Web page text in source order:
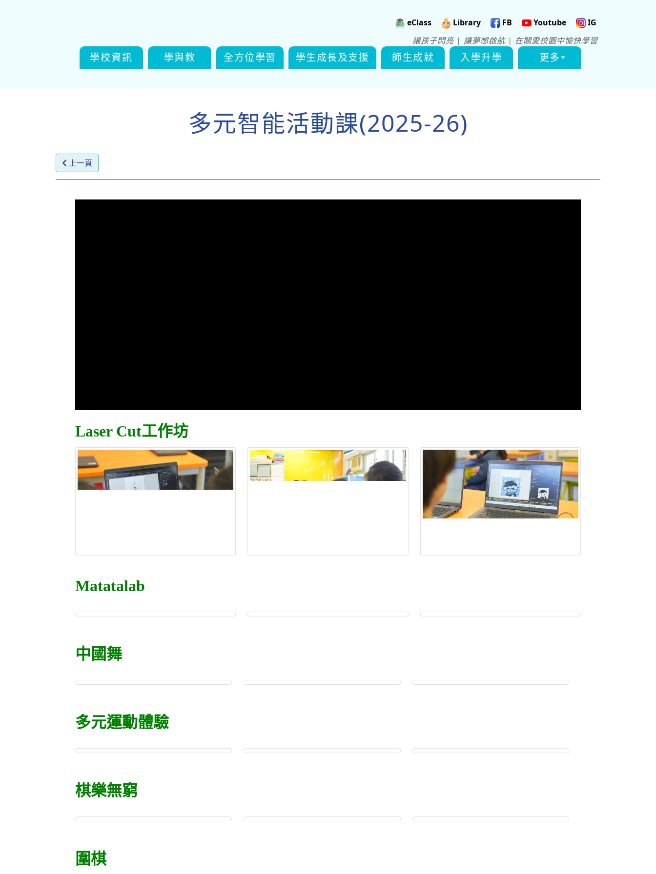
eClass Library FB Youtube
IG
讓孩子閃亮 | 讓夢想啟航 | 在關愛校園中愉快學習
學校資訊
學與教 全方位學習 學生成長及支援 師生成就 入學升學 更多
多元智能活動課(2025-26)
上一頁
Laser Cut工作坊
Matatalab
中國舞
多元運動體驗
棋樂無窮
圍棋